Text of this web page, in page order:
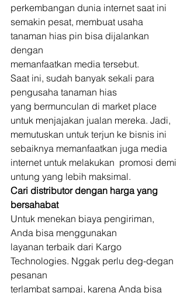
perkembangan dunia internet saat ini
semakin pesat, membuat usaha
tanaman hias pin bisa dijalankan
dengan
memanfaatkan media tersebut.
Saat ini, sudah banyak sekali para
pengusaha tanaman hias
yang bermunculan di market place
untuk menjajakan jualan mereka. Jadi,
memutuskan untuk terjun ke bisnis ini
sebaiknya memanfaatkan juga media
internet untuk melakukan  promosi demi
untung yang lebih maksimal.
Cari distributor dengan harga yang
bersahabat
Untuk menekan biaya pengiriman,
Anda bisa menggunakan
layanan terbaik dari Kargo
Technologies. Nggak perlu deg-degan
pesanan
terlambat sampai, karena Anda bisa